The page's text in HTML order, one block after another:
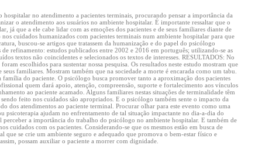
no atendimento a pacientes terminais, procurando pensar a importância da
o atendimento aos usuários no ambiente hospitalar. É importante ressaltar que o
já que a ele cabe lidar com as emoções dos pacientes e de seus familiares diante de
cuidados humanizados com pacientes terminais num ambiente hospitalar para que
buscou-se artigos que tratassem da humanização e do papel do psicólogo
refinamento: estudos publicados entre 2002 e 2016 em português; utilizando-se as
textos não coincidentes e selecionados os textos de interesses. RESULTADOS: No
escolhidos para sustentar nossa pesquisa. Os resultados neste estudo mostram que
familiares. Mostram também que na sociedade a morte é encarada como um tabu.
do paciente. O psicólogo busca promover tanto a aproximação dos pacientes
quem dará apoio, atenção, compreensão, suporte e fortalecimento aos vínculos
ao paciente acamado. Alguns familiares nestas situações de terminalidade têm
feito nos cuidados são apropriados. E o psicólogo também sente o impacto da
dos atendimentos ao paciente terminal. Procurar olhar para este evento como uma
psicoterapia ajudam no enfrentamento de tal situação impactante no dia-a-dia do
a importância do trabalho do psicólogo no ambiente hospitalar. E também de
com os pacientes. Considerando-se que os mesmos estão em busca de
se crie um ambiente seguro e adequado que promova o bem-estar físico e
possam auxiliar o paciente a morrer com dignidade.